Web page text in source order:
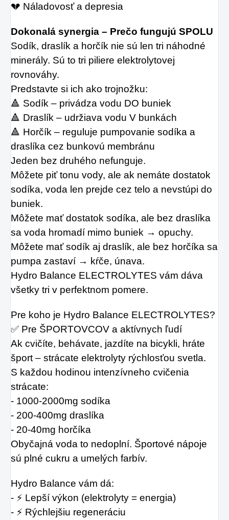
💔 Náladovosť a depresia
Dokonalá synergia – Prečo fungujú SPOLU
Sodík, draslík a horčík nie sú len tri náhodné
minerály. Sú to tri piliere elektrolytovej
rovnováhy.
Predstavte si ich ako trojnožku:
🔺 Sodík – privádza vodu DO buniek
🔺 Draslík – udržiava vodu V bunkách
🔺 Horčík – reguluje pumpovanie sodíka a
draslíka cez bunkovú membránu
Jeden bez druhého nefunguje.
Môžete piť tonu vody, ale ak nemáte dostatok
sodíka, voda len prejde cez telo a nevstúpi do
buniek.
Môžete mať dostatok sodíka, ale bez draslíka
sa voda hromadí mimo buniek → opuchy.
Môžete mať sodík aj draslík, ale bez horčíka sa
pumpa zastaví → kŕče, únava.
Hydro Balance ELECTROLYTES vám dáva
všetky tri v perfektnom pomere.
Pre koho je Hydro Balance ELECTROLYTES?
✅ Pre ŠPORTOVCOV a aktívnych ľudí
Ak cvičíte, behávate, jazdíte na bicykli, hráte
šport – strácate elektrolyty rýchlosťou svetla.
S každou hodinou intenzívneho cvičenia
strácate:
- 1000-2000mg sodíka
- 200-400mg draslíka
- 20-40mg horčíka
Obyčajná voda to nedoplní. Športové nápoje
sú plné cukru a umelých farbív.
Hydro Balance vám dá:
- ⚡ Lepší výkon (elektrolyty = energia)
- ⚡ Rýchlejšiu regeneráciu